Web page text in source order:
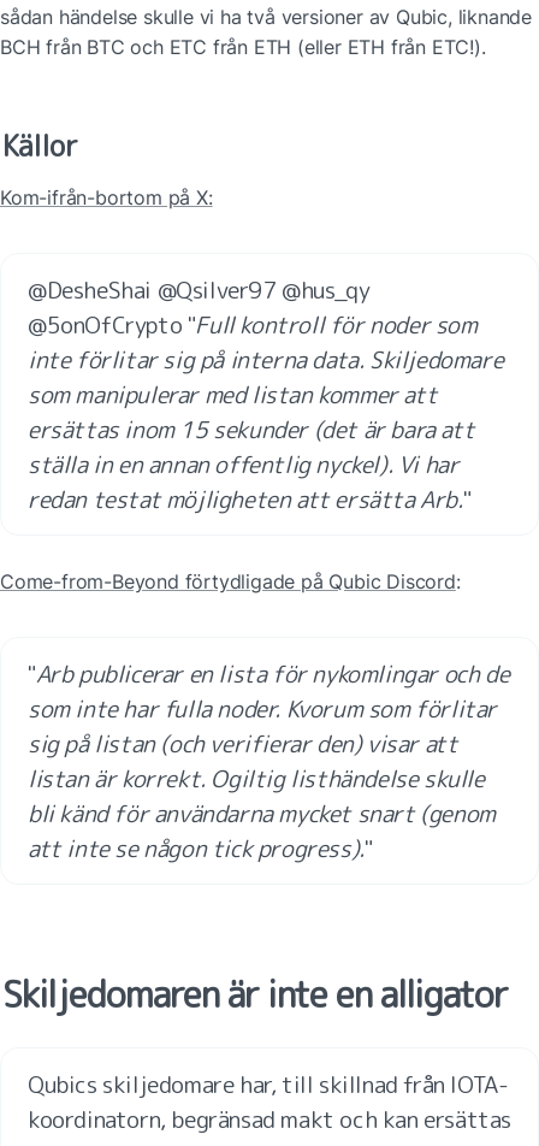
sådan händelse skulle vi ha två versioner av Qubic, liknande
BCH från BTC och ETC från ETH (eller ETH från ETC!).
Källor
Kom-ifrån-bortom på X:
@DesheShai @Qsilver97 @hus_qy
@5onOfCrypto "Full kontroll för noder som
inte förlitar sig på interna data. Skiljedomare
som manipulerar med listan kommer att
ersättas inom 15 sekunder (det är bara att
ställa in en annan offentlig nyckel). Vi har
redan testat möjligheten att ersätta Arb."
Come-from-Beyond förtydligade på Qubic Discord:
"Arb publicerar en lista för nykomlingar och de
som inte har fulla noder. Kvorum som förlitar
sig på listan (och verifierar den) visar att
listan är korrekt. Ogiltig listhändelse skulle
bli känd för användarna mycket snart (genom
att inte se någon tick progress)."
Skiljedomaren är inte en alligator
Qubics skiljedomare har, till skillnad från IOTA-
koordinatorn, begränsad makt och kan ersättas